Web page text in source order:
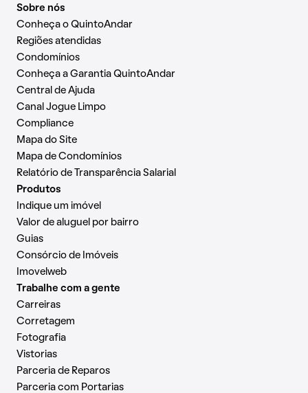
Sobre nós
Conheça o QuintoAndar
Regiões atendidas
Condomínios
Conheça a Garantia QuintoAndar
Central de Ajuda
Canal Jogue Limpo
Compliance
Mapa do Site
Mapa de Condomínios
Relatório de Transparência Salarial
Produtos
Indique um imóvel
Valor de aluguel por bairro
Guias
Consórcio de Imóveis
Imovelweb
Trabalhe com a gente
Carreiras
Corretagem
Fotografia
Vistorias
Parceria de Reparos
Parceria com Portarias